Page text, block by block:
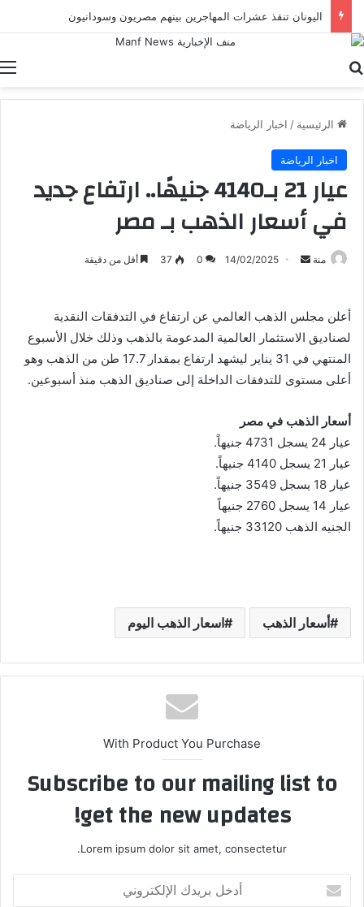
اليونان تنقذ عشرات المهاجرين بينهم مصريون وسودانيون
الرئيسية / اخبار الرياضة
اخبار الرياضة
عيار 21 بـ4140 جنيهًا.. ارتفاع جديد
في أسعار الذهب بـ مصر
منة
أرسل 14/02/2025
0
37 أقل من دقيقة
أعلن مجلس الذهب العالمي عن ارتفاع في التدفقات النقدية
لصناديق الاستثمار العالمية المدعومة بالذهب وذلك خلال الأسبوع
المنتهي في 31 يناير ليشهد ارتفاع بمقدار 17.7 طن من الذهب وهو
أعلى مستوى للتدفقات الداخلة إلى صناديق الذهب منذ أسبوعين.
أسعار الذهب في مصر
عيار 24 يسجل 4731 جنيهاً.
عيار 21 يسجل 4140 جنيهاً.
عيار 18 يسجل 3549 جنيهاً.
عيار 14 يسجل 2760 جنيهاً
الجنيه الذهب 33120 جنيهاً.
أسعار الذهب اسعار الذهب اليوم
With Product You Purchase
Subscribe to our mailing list to
get the new updates!
Lorem ipsum dolor sit amet, consectetur.
بريدك